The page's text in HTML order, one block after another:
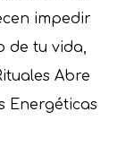
impedir
de tu vida,
Abre
Energéticas